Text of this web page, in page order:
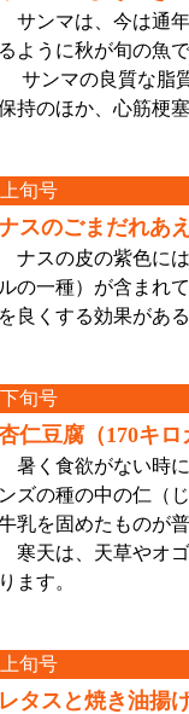
サンマは、今は通
るように秋が旬の魚
サンマの良質な脂
持のほか、心筋梗
旬号
スのごまだれあ
ナスの皮の紫色に
ルの一種）が含まれ
を良くする効果があ
旬号
仁豆腐（170キロ
暑く食欲がない時
ンズの種の中の仁（
乳を固めたものが
寒天は、天草やオ
ります。
旬号
レタスと焼き油揚